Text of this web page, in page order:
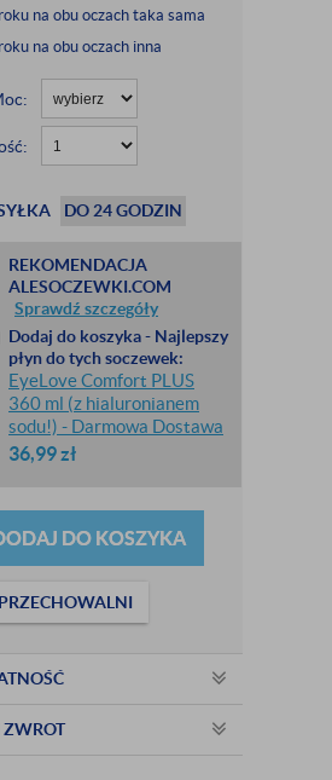
na obu oczach taka sama
na obu oczach inna
DO 24 GODZIN
REKOMENDACJA
ALESOCZEWKI.COM
Sprawdź szczegóły
Dodaj do koszyka - Najlepszy
płyn do tych soczewek:
EyeLove Comfort PLUS
360 ml (z hialuronianem
sodu!) - Darmowa Dostawa
36,99zł
DO KOSZYKA
ZWROT